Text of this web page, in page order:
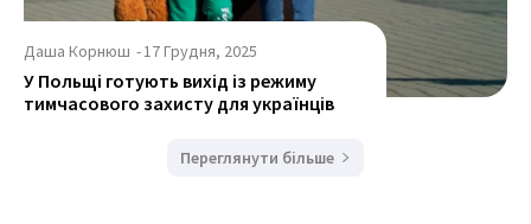
Даша Корнюш -17 Грудня, 2025
У Польщі готують вихід із режиму
тимчасового захисту для українців
Переглянути більше